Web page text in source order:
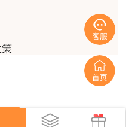
补短助我通过了该门考
。
什么比坚持更有价值，
是通过一造考试的最强